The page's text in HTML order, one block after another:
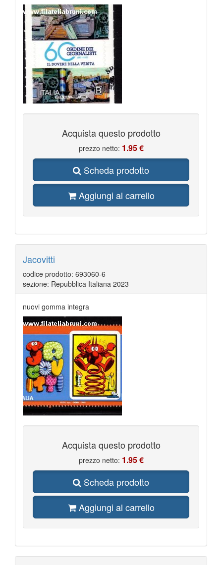
Acquista questo prodotto
prezzo netto: 1.95 €
Scheda prodotto
Aggiungi al carrello
Jacovitti
codice prodotto: 693060-6
sezione: Repubblica Italiana 2023
nuovi gomma integra
Acquista questo prodotto
prezzo netto: 1.95 €
Scheda prodotto
Aggiungi al carrello